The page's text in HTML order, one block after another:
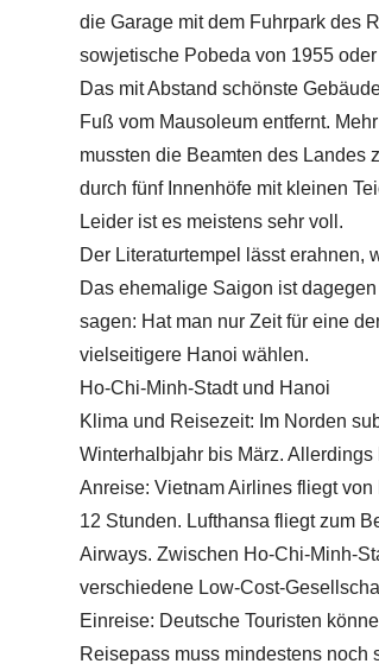
die Garage mit dem Fuhrpark des
sowjetische Pobeda von 1955
Das mit Abstand schönste
Fuß vom Mausoleum entfernt.
mussten die Beamten des Landes
durch fünf Innenhöfe mit kleinen
Leider ist es meistens sehr voll.
Der Literaturtempel lässt erahnen,
Das ehemalige Saigon ist
sagen: Hat man nur Zeit für eine
vielseitigere Hanoi wählen.
Ho-Chi-Minh-Stadt und Hanoi
Klima und Reisezeit: Im Norden
Winterhalbjahr bis März.
Anreise: Vietnam Airlines fliegt
12 Stunden. Lufthansa fliegt zum
Airways. Zwischen Ho-Chi-Minh-
verschiedene Low-Cost-
Einreise: Deutsche Touristen
Reisepass muss mindestens noch